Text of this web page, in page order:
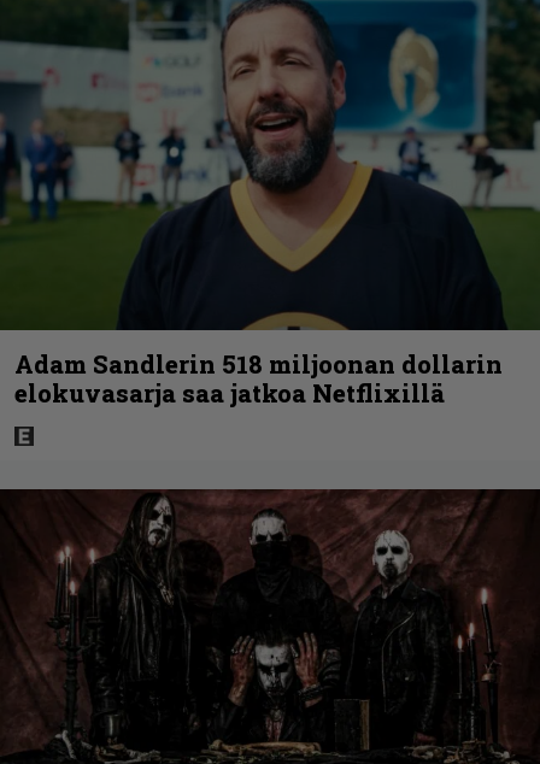
Adam Sandlerin 518 miljoonan dollarin
elokuvasarja saa jatkoa Netflixillä